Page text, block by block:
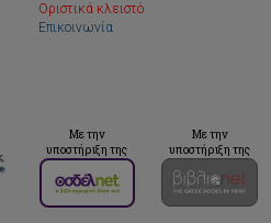
Οριστικά κλειστό
Επικοινωνία
Με την
υποστήριξη της
Με την
υποστήριξη της